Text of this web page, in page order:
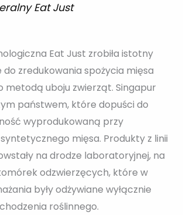
Eat Just
Eat Just zrobiła istotny
zredukowania spożycia mięsa
metodą uboju zwierząt. Singapur
państwem, które dopuści do
wyprodukowaną przy
mięsa. Produkty z linii
na drodze laboratoryjnej, na
odzwierzęcych, które w
były odżywiane wyłącznie
roślinnego.